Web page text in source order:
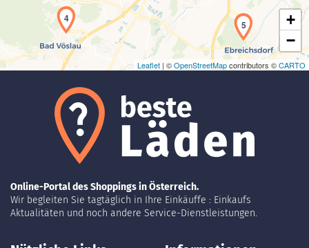
4
5
+
−
Leaflet | ©OpenStreetMapcontributors ©CARTO
Online-Portal des Shoppings in Österreich.
Wir begleiten Sie tagtäglich in Ihre Einkäuffe : Einkaufs
Aktualitäten und noch andere Service-Dienstleistungen.